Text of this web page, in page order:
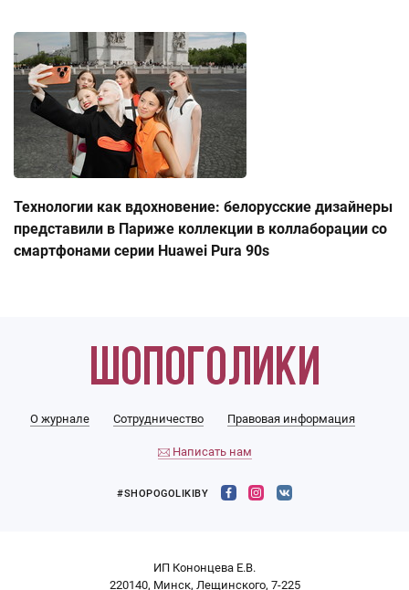
Технологии как вдохновение: белорусские дизайнеры
представили в Париже коллекции в коллаборации со
смартфонами серии Huawei Pura 90s
О журнале Сотрудничество Правовая информация
Написать нам
#SHOPOGOLIKIBY
ИП Кононцева Е.В.
220140, Минск, Лещинского, 7-225